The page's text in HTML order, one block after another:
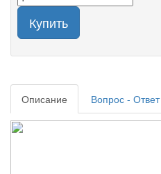
Купить
Описание Вопрос - Ответ